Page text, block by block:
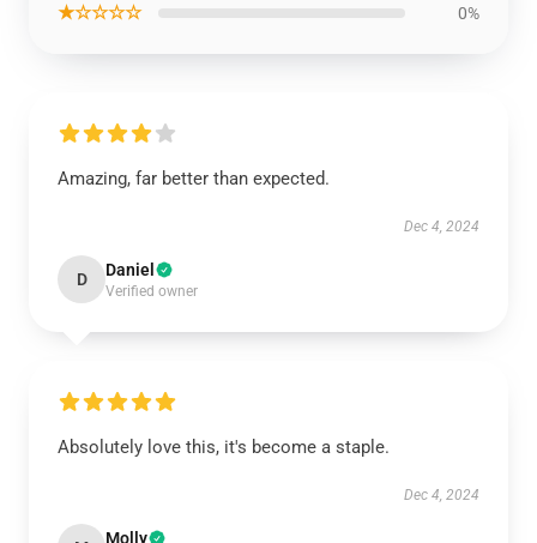
★☆☆☆☆ 0%
Amazing, far better than expected.
Dec 4, 2024
D Daniel
Verified owner
Absolutely love this, it's become a staple.
Dec 4, 2024
Molly